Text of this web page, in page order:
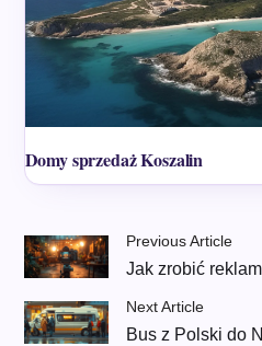
Domy sprzedaż Koszalin
Previous Article
Jak zrobić
Next Article
Bus z Polski do